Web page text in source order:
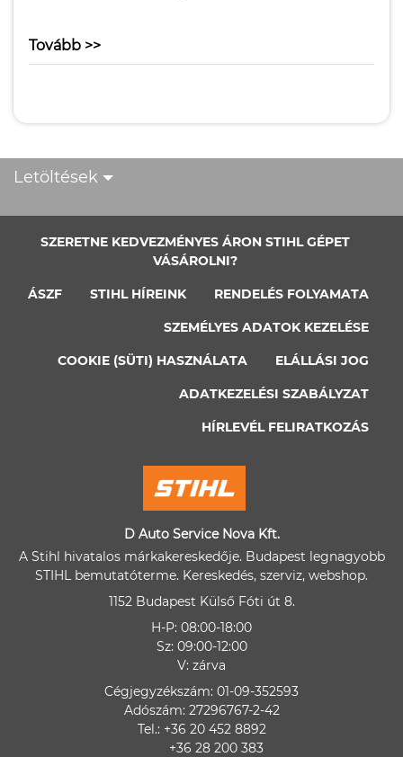
Tovább >>
Letöltések
SZERETNE KEDVEZMÉNYES ÁRON STIHL GÉPET
VÁSÁROLNI?
ÁSZF STIHL HÍREINK RENDELÉS FOLYAMATA
SZEMÉLYES ADATOK KEZELÉSE
COOKIE (SÜTI) HASZNÁLATA ELÁLLÁSI JOG
ADATKEZELÉSI SZABÁLYZAT
HÍRLEVÉL FELIRATKOZÁS
D Auto Service Nova Kft.
A Stihl hivatalos márkakereskedője. Budapest legnagyobb
STIHL bemutatóterme. Kereskedés, szerviz, webshop.
1152 Budapest Külső Fóti út 8.
H-P: 08:00-18:00
Sz: 09:00-12:00
V: zárva
Cégjegyzékszám: 01-09-352593
Adószám: 27296767-2-42
Tel.: +36 20 452 8892
+36 28 200 383